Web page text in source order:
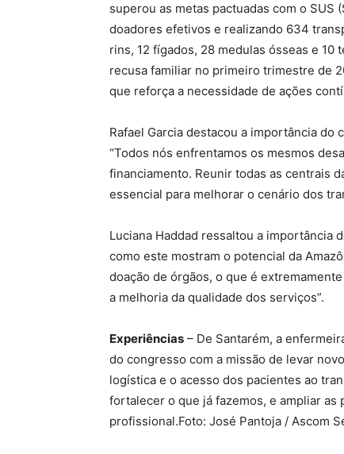
superou as metas pactuadas com o SUS
doadores efetivos e realizando 634
rins, 12 fígados, 28 medulas ósseas e
recusa familiar no primeiro trimestre de
que reforça a necessidade de ações
Rafael Garcia destacou a importância do
“Todos nós enfrentamos os mesmos
financiamento. Reunir todas as centrais
essencial para melhorar o cenário dos
Luciana Haddad ressaltou a importância
como este mostram o potencial da
doação de órgãos, o que é
a melhoria da qualidade dos serviços”.
Experiências – De Santarém, a
do congresso com a missão de levar
logística e o acesso dos pacientes ao
fortalecer o que já fazemos, e ampliar as
profissional.Foto: José Pantoja / Ascom